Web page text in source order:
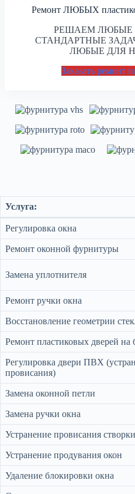
Ремонт ЛЮБЫХ
РЕШАЕМ ЛЮБЫЕ
СТАНДАРТНЫЕ
ЛЮБЫЕ ДЛЯ
Заказать ремонт
Услуга:
Регулировка окна
Ремонт оконной фурнитуры
Замена уплотнителя
Ремонт ручки окна
Восстановление геометрии
Ремонт пластиковых дверей на
Регулировка двери ПВХ
провисания)
Замена оконной петли
Замена ручки окна
Устранение провисания створки
Устранение продувания окон
Удаление блокировки окна